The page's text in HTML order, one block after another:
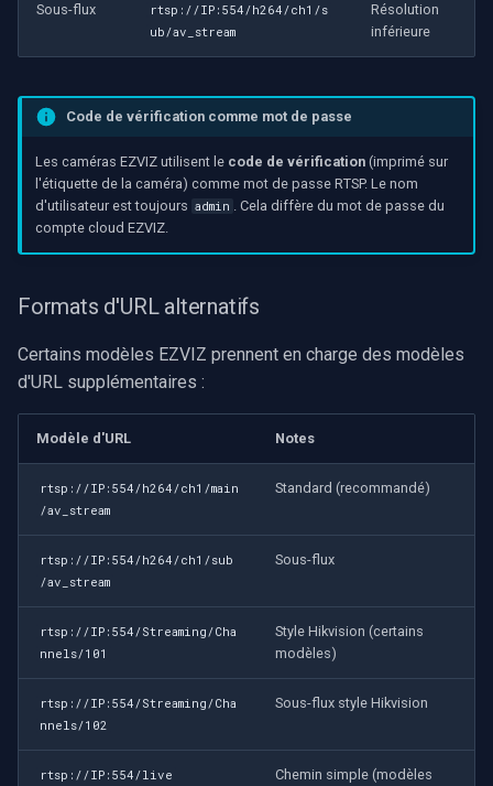
Sous-flux
rtsp://IP:554/h264/ch1/s
ub/av_stream
Résolution
inférieure
Code de vérification comme mot de passe
Les caméras EZVIZ utilisent le code de vérification (imprimé sur
l'étiquette de la caméra) comme mot de passe RTSP. Le nom
d'utilisateur est toujours admin . Cela diffère du mot de passe du
compte cloud EZVIZ.
Formats d'URL alternatifs
Certains modèles EZVIZ prennent en charge des modèles
d'URL supplémentaires :
Modèle d'URL Notes
rtsp://IP:554/h264/ch1/main
/av_stream
Standard (recommandé)
rtsp://IP:554/h264/ch1/sub
/av_stream
Sous-flux
rtsp://IP:554/Streaming/Cha
nnels/101
Style Hikvision (certains
modèles)
rtsp://IP:554/Streaming/Cha
nnels/102
Sous-flux style Hikvision
rtsp://IP:554/live
Chemin simple (modèles